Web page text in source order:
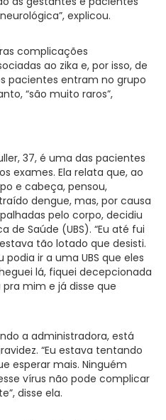
explicou.
complicações
ao zika e, por isso, de
pacientes entram no grupo
“são muito raros”,
37, é uma das pacientes
exames. Ela relata que, ao
e cabeça, pensou,
dengue, mas, por causa
pelo corpo, decidiu
de Saúde (UBS). “Eu até fui
tão lotado que desisti.
ir a uma UBS que eles
lá, fiquei decepcionada
mim e já disse que
a administradora, está
“Eu estava tentando
esperar mais. Ninguém
vírus não pode complicar
disse ela.